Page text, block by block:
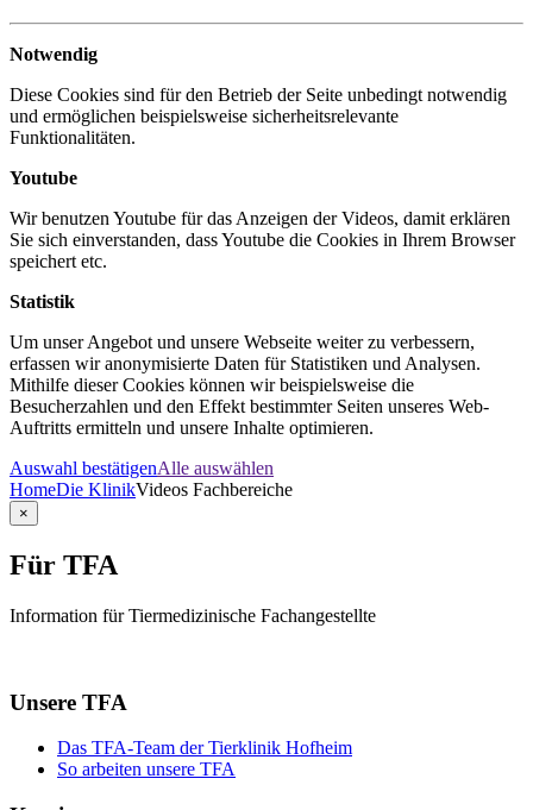
Notwendig
Diese Cookies sind für den Betrieb der Seite unbedingt notwendig
und ermöglichen beispielsweise sicherheitsrelevante
Funktionalitäten.
Youtube
Wir benutzen Youtube für das Anzeigen der Videos, damit erklären
Sie sich einverstanden, dass Youtube die Cookies in Ihrem Browser
speichert etc.
Statistik
Um unser Angebot und unsere Webseite weiter zu verbessern,
erfassen wir anonymisierte Daten für Statistiken und Analysen.
Mithilfe dieser Cookies können wir beispielsweise die
Besucherzahlen und den Effekt bestimmter Seiten unseres Web-
Auftritts ermitteln und unsere Inhalte optimieren.
Auswahl bestätigenAlle auswählen
HomeDie KlinikVideos Fachbereiche
×
Für TFA
Information für Tiermedizinische Fachangestellte
Unsere TFA
Das TFA-Team der Tierklinik Hofheim
So arbeiten unsere TFA